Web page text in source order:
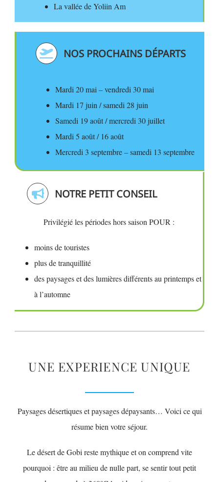
La vallée de Yoliin Am
NOS PROCHAINS DÉPARTS
Mardi 20 mai – vendredi 30 mai
Mardi 17 juin / samedi 28 juin
Samedi 19 août / mercredi 30 juillet
Mardi 5 août / 16 août
Mercredi 3 septembre – samedi 13 septembre
NOTRE PETIT CONSEIL
Privilégié les périodes hors saison POUR :
moins de touristes
plus de tranquillité
des paysages et des lumières différents au printemps et
à l’automne
UNE EXPERIENCE UNIQUE
Paysages désertiques et paysages dépaysants… Voici ce qui
résume bien votre séjour.
Le désert de Gobi reste mythique et on comprend vite
pourquoi : être au milieu de nulle part, se sentir tout petit